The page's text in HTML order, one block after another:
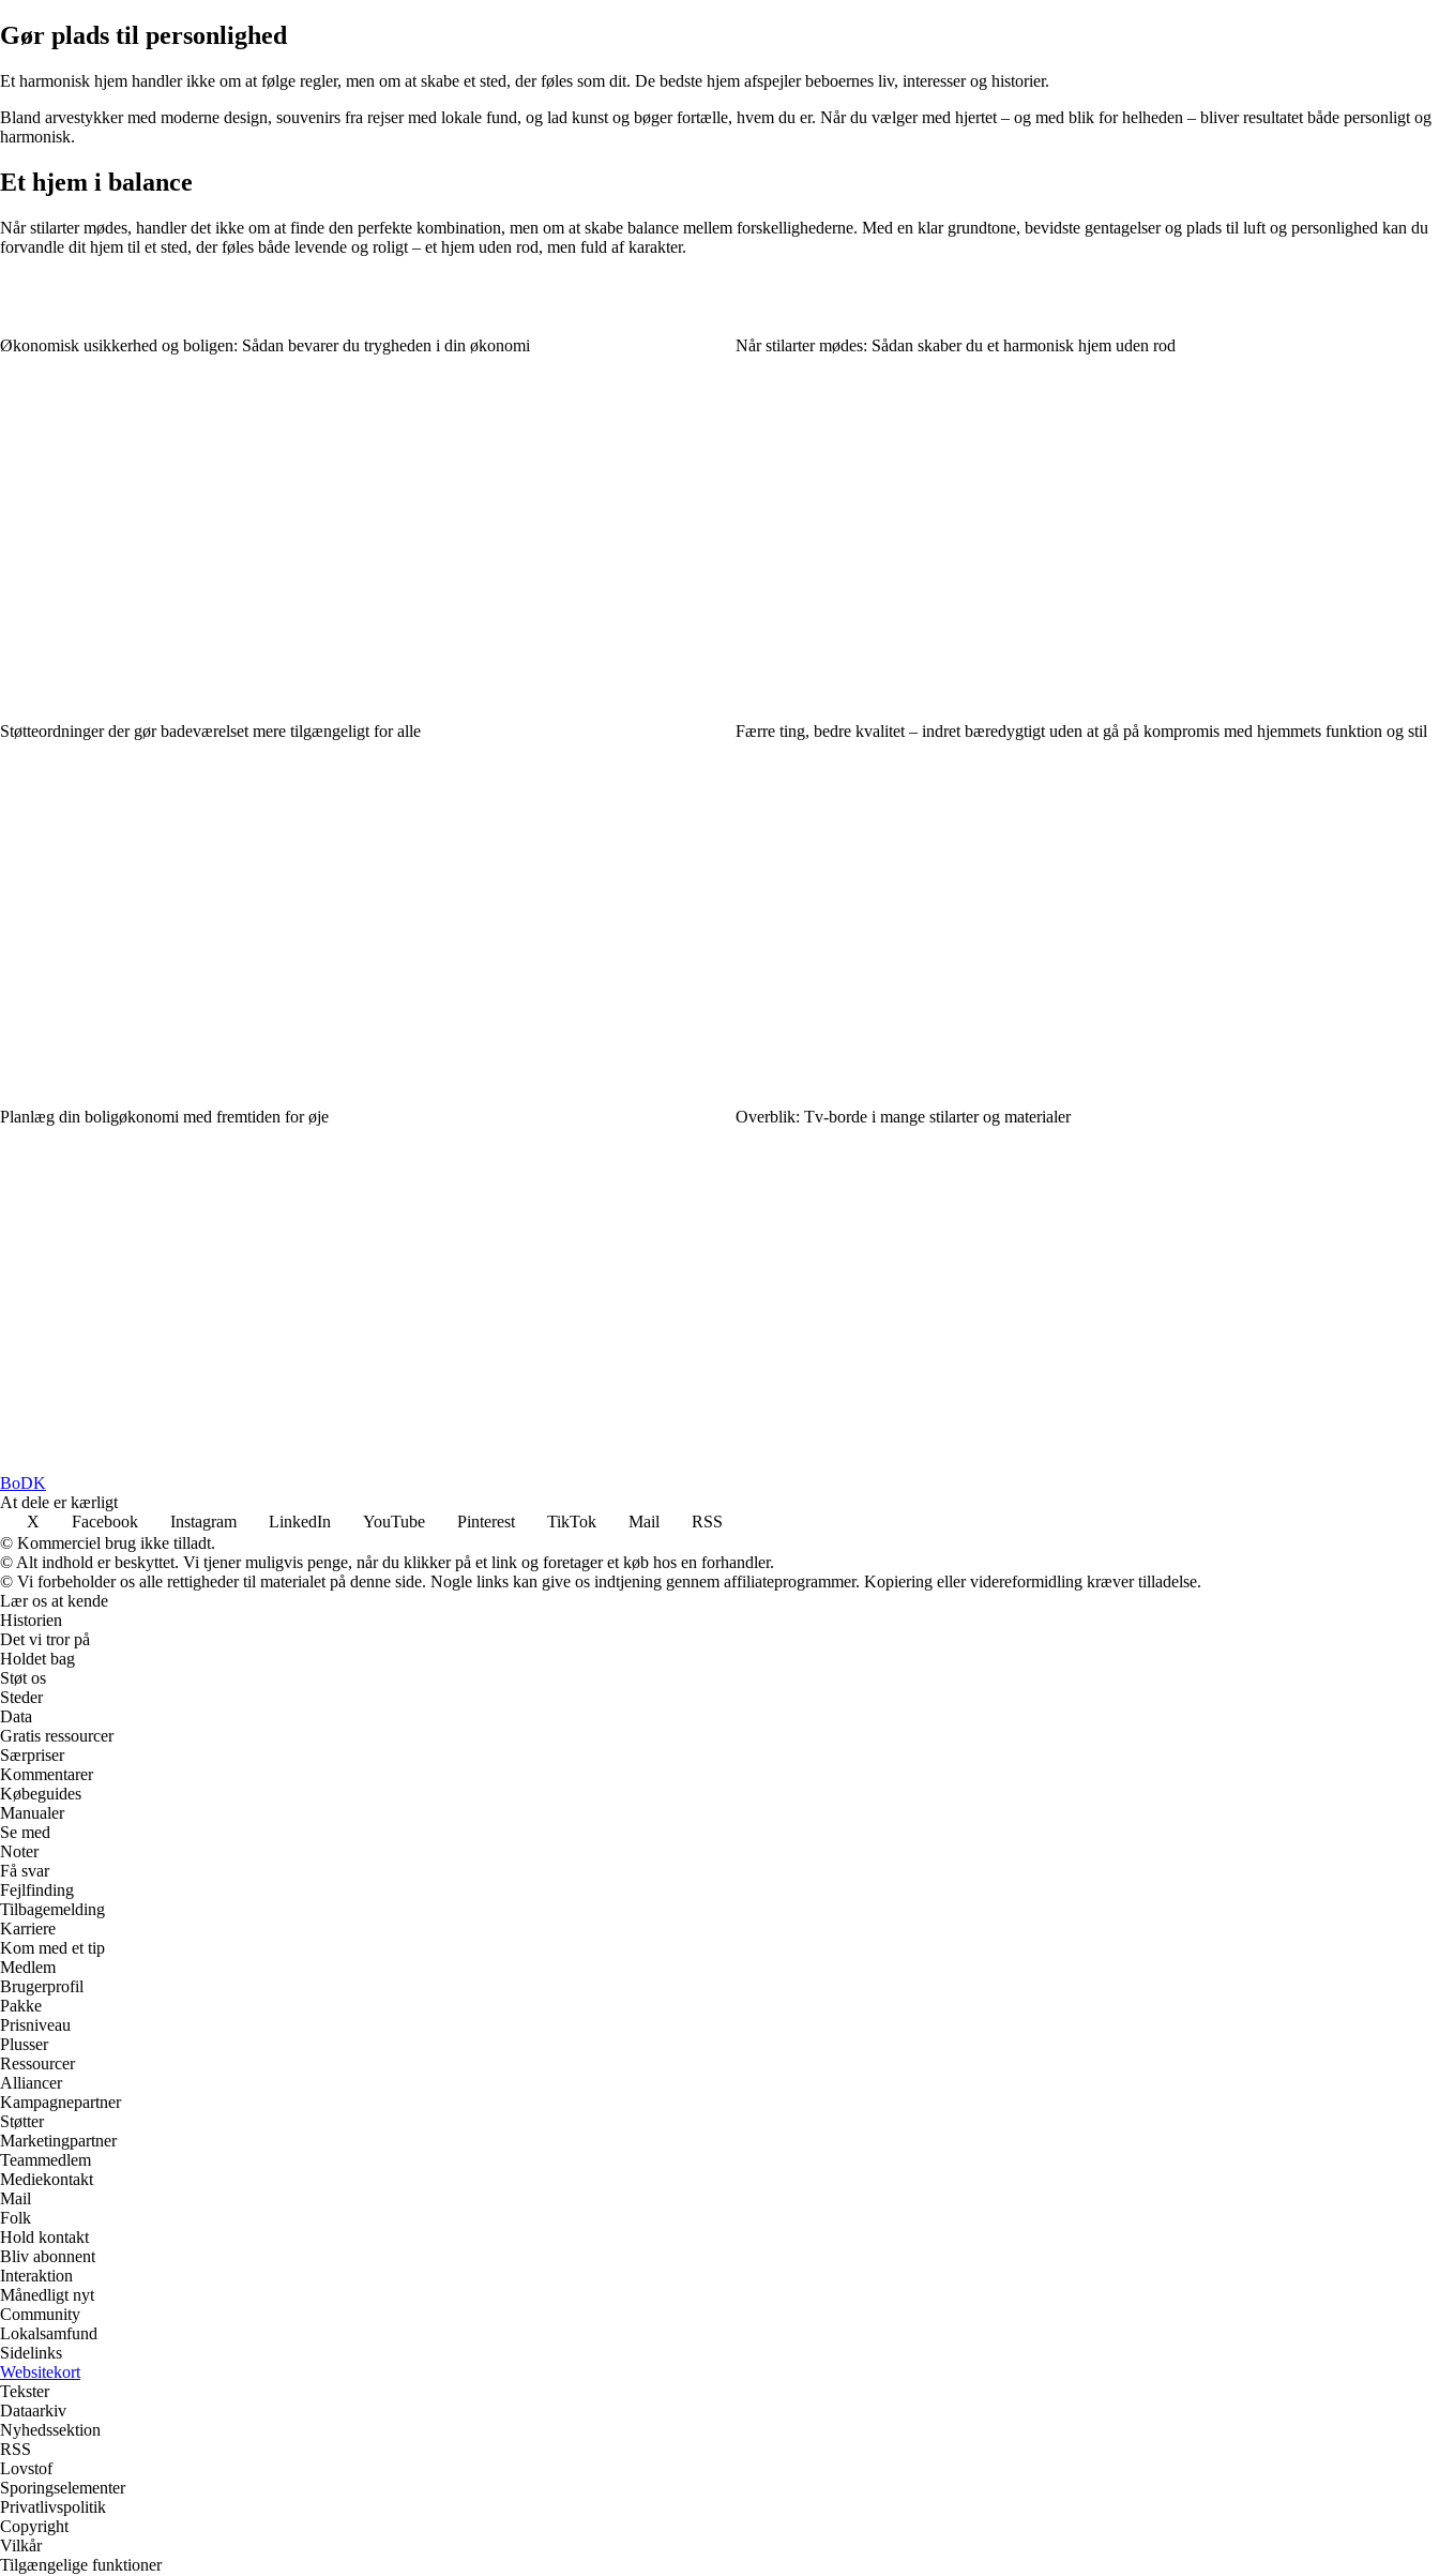
Gør plads til personlighed
Et harmonisk hjem handler ikke om at følge regler, men om at skabe et sted, der føles som dit. De bedste hjem afspejler beboernes liv, interesser og historier.
Bland arvestykker med moderne design, souvenirs fra rejser med lokale fund, og lad kunst og bøger fortælle, hvem du er. Når du vælger med hjertet – og med blik for helheden – bliver resultatet både personligt og
harmonisk.
Et hjem i balance
Når stilarter mødes, handler det ikke om at finde den perfekte kombination, men om at skabe balance mellem forskellighederne. Med en klar grundtone, bevidste gentagelser og plads til luft og personlighed kan du
forvandle dit hjem til et sted, der føles både levende og roligt – et hjem uden rod, men fuld af karakter.
Økonomisk usikkerhed og boligen: Sådan bevarer du trygheden i din økonomi Når stilarter mødes: Sådan skaber du et harmonisk hjem uden rod
Støtteordninger der gør badeværelset mere tilgængeligt for alle Færre ting, bedre kvalitet – indret bæredygtigt uden at gå på kompromis med hjemmets funktion og stil
Planlæg din boligøkonomi med fremtiden for øje Overblik: Tv-borde i mange stilarter og materialer
BoDK
At dele er kærligt
X
Facebook Instagram LinkedIn YouTube Pinterest TikTok Mail
RSS
© Kommerciel brug ikke tilladt.
© Alt indhold er beskyttet. Vi tjener muligvis penge, når du klikker på et link og foretager et køb hos en forhandler.
© Vi forbeholder os alle rettigheder til materialet på denne side. Nogle links kan give os indtjening gennem affiliateprogrammer. Kopiering eller videreformidling kræver tilladelse.
Lær os at kende
Historien
Det vi tror på
Holdet bag
Støt os
Steder
Data
Gratis ressourcer
Særpriser
Kommentarer
Købeguides
Manualer
Se med
Noter
Få svar
Fejlfinding
Tilbagemelding
Karriere
Kom med et tip
Medlem
Brugerprofil
Pakke
Prisniveau
Plusser
Ressourcer
Alliancer
Kampagnepartner
Støtter
Marketingpartner
Teammedlem
Mediekontakt
Mail
Folk
Hold kontakt
Bliv abonnent
Interaktion
Månedligt nyt
Community
Lokalsamfund
Sidelinks
Websitekort
Tekster
Dataarkiv
Nyhedssektion
RSS
Lovstof
Sporingselementer
Privatlivspolitik
Copyright
Vilkår
Tilgængelige funktioner